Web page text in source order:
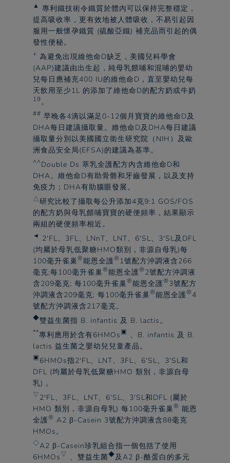
▲ 專利鐵技術令鐵質於體內可以保持完整穩定，
提高吸收率，更有效地被人體吸收，不易引起因
服用一般懷孕鐵質 (硫酸亞鐵) 補充品而引起的偶
發性便秘。​
+ 為避免出現維他命D缺乏，美國兒科學會
(AAP)建議由出生起，純母乳餵哺和混哺的嬰幼
兒每日應補充400 IU的維他命D，直至嬰幼兒每
天飲用至少1L 的添加了維他命D的配方奶或牛奶
19。​
## 早晚各4滴以滿足0-12個月寶寶的維他命D及
DHA每日建議攝取量。維他命D及DHA每日建議
攝取量分別以美國國立衛生研究院（NIH）及歐
洲食品安全局(EFSA)的建議為基準。​
^^Double Ds 萃乳全護配方內含維他命D和
DHA。維他命D有助骨骼和牙齒發展，以及支持
免疫力；DHA有助腦眼發展。​
△研究比較了攝取每公升添加4克9:1 GOS/FOS
的配方奶與母乳餵哺寶寶的硬便頻率，結果顯示
兩組的硬便頻率相近。​
◄ 2'FL、3FL、LNnT、LNT、6'SL、3'SL及DFL
(均屬於母乳低聚糖HMO類別，非源自母乳)每
100毫升雀巢®能恩全護®1號配方沖調液含266
毫克;每100毫升雀巢®能恩全護®2號配方沖調液
含209毫克; 每100毫升雀巢®能恩全護®3號配方
沖調液含209毫克; 每100毫升雀巢®能恩全護®4
號配方沖調液含217毫克。​
◆雙益生菌指 B. infantis 及 B. lactis。​
**專利應用於含有6HMOs▣ 、B. infantis 及 B.
lactis 益生菌之嬰幼兒兒童產品。​
▣6HMOs指2'FL、LNT、3FL、6'SL、3'SL和
DFL (均屬於母乳低聚糖HMO 類別，非源自母
乳) 。​
▽2'FL、3FL、LNT、6'SL、3'SL和DFL (屬於
HMO 類別，非源自母乳) 每100毫升雀巢® 能恩
全護® A2 β-Casein 3號配方沖調液含88毫克
HMOs。​
◇A2 β-Casein珍乳組合指一個包括了使用
6HMOs▽ 、雙益生菌◆及A2 β-酪蛋白的多元